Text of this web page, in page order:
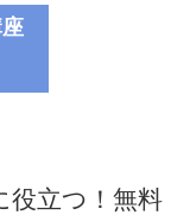
役立つ！無料